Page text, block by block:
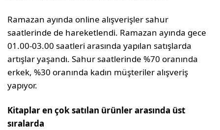
Ramazan ayında online alışverişler sahur
saatlerinde de hareketlendi. Ramazan ayında gece
01.00-03.00 saatleri arasında yapılan satışlarda
artışlar yaşandı. Sahur saatlerinde %70 oranında
erkek, %30 oranında kadın müşteriler alışveriş
yapıyor.
Kitaplar en çok satılan ürünler arasında üst
sıralarda